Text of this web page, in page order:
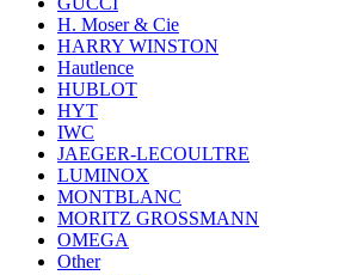
H. Moser & Cie
HARRY WINSTON
Hautlence
HUBLOT
HYT
IWC
JAEGER-LECOULTRE
LUMINOX
MONTBLANC
MORITZ GROSSMANN
OMEGA
Other